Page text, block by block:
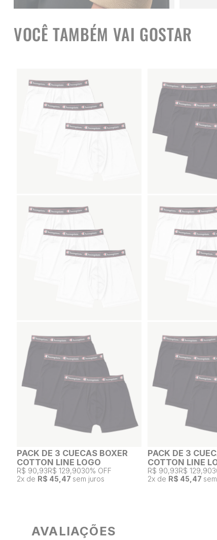
VOCÊ TAMBÉM VAI GOSTAR
PACK DE 3 CUECAS BOXER
COTTON LINE LOGO
R$ 90,93R$ 129,9030% OFF
2x de R$ 45,47 sem juros
PACK DE 3
COTTON LINE
R$ 90,93R$ 129,90
2x de R$ 45,47
AVALIAÇÕES